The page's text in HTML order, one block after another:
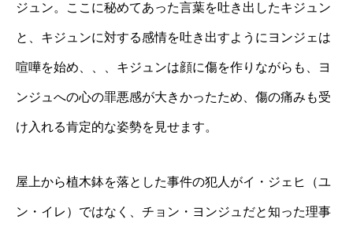
ジュン。ここに秘めてあった言葉を吐き出したキジュン
と、キジュンに対する感情を吐き出すようにヨンジェは
喧嘩を始め、、、キジュンは顔に傷を作りながらも、ヨ
ンジュへの心の罪悪感が大きかったため、傷の痛みも受
け入れる肯定的な姿勢を見せます。
屋上から植木鉢を落とした事件の犯人がイ・ジェヒ（ユ
ン・イレ）ではなく、チョン・ヨンジュだと知った理事